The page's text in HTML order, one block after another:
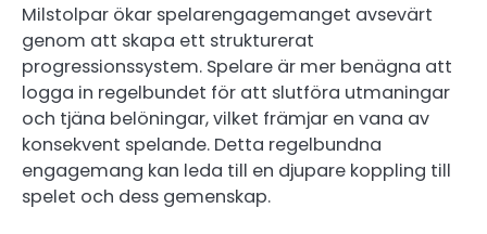
Milstolpar ökar spelarengagemanget avsevärt
genom att skapa ett strukturerat
progressionssystem. Spelare är mer benägna att
logga in regelbundet för att slutföra utmaningar
och tjäna belöningar, vilket främjar en vana av
konsekvent spelande. Detta regelbundna
engagemang kan leda till en djupare koppling till
spelet och dess gemenskap.